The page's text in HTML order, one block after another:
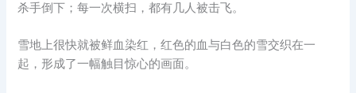
杀手倒下；每一次横扫，都有几人被击飞。
雪地上很快就被鲜血染红，红色的血与白色的雪交织在一
起，形成了一幅触目惊心的画面。